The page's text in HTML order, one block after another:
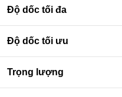
Độ dốc tối đa
Độ dốc tối ưu
Trọng lượng